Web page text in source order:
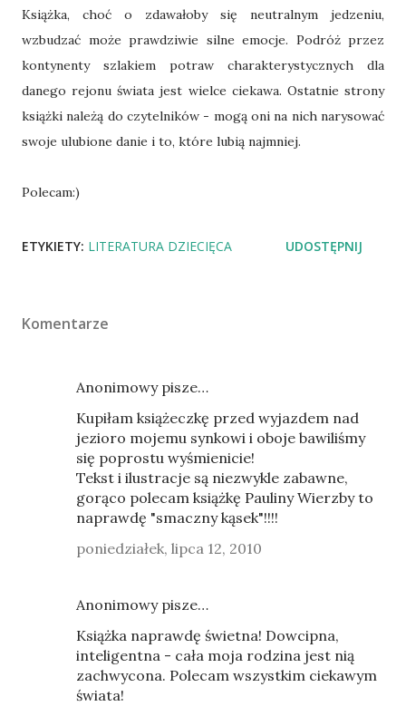
Książka, choć o zdawałoby się neutralnym jedzeniu,
wzbudzać może prawdziwie silne emocje. Podróż przez
kontynenty szlakiem potraw charakterystycznych dla
danego rejonu świata jest wielce ciekawa. Ostatnie strony
książki należą do czytelników - mogą oni na nich narysować
swoje ulubione danie i to, które lubią najmniej.
Polecam:)
ETYKIETY: LITERATURA DZIECIĘCA UDOSTĘPNIJ
Komentarze
Anonimowy pisze…
Kupiłam książeczkę przed wyjazdem nad
jezioro mojemu synkowi i oboje bawiliśmy
się poprostu wyśmienicie!
Tekst i ilustracje są niezwykle zabawne,
gorąco polecam książkę Pauliny Wierzby to
naprawdę "smaczny kąsek"!!!!
poniedziałek, lipca 12, 2010
Anonimowy pisze…
Książka naprawdę świetna! Dowcipna,
inteligentna - cała moja rodzina jest nią
zachwycona. Polecam wszystkim ciekawym
świata!